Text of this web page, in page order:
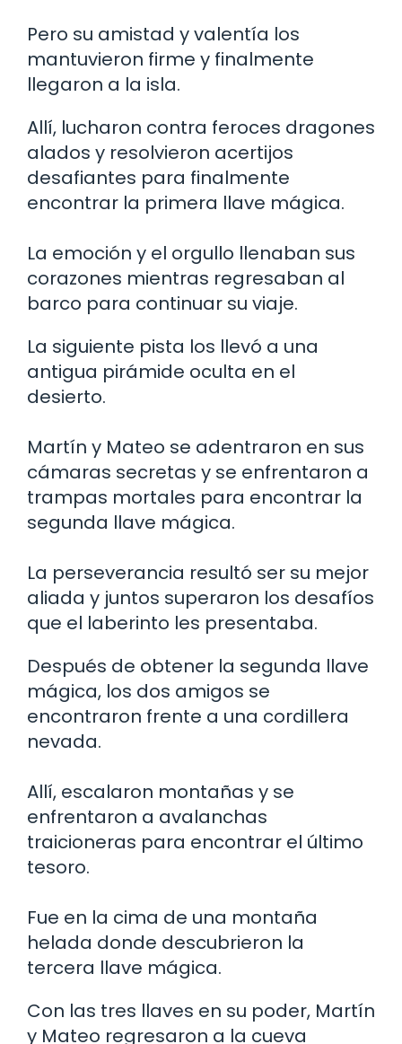
Pero su amistad y valentía los
mantuvieron firme y finalmente
llegaron a la isla.
Allí, lucharon contra feroces dragones
alados y resolvieron acertijos
desafiantes para finalmente
encontrar la primera llave mágica.
La emoción y el orgullo llenaban sus
corazones mientras regresaban al
barco para continuar su viaje.
La siguiente pista los llevó a una
antigua pirámide oculta en el
desierto.
Martín y Mateo se adentraron en sus
cámaras secretas y se enfrentaron a
trampas mortales para encontrar la
segunda llave mágica.
La perseverancia resultó ser su mejor
aliada y juntos superaron los desafíos
que el laberinto les presentaba.
Después de obtener la segunda llave
mágica, los dos amigos se
encontraron frente a una cordillera
nevada.
Allí, escalaron montañas y se
enfrentaron a avalanchas
traicioneras para encontrar el último
tesoro.
Fue en la cima de una montaña
helada donde descubrieron la
tercera llave mágica.
Con las tres llaves en su poder, Martín
y Mateo regresaron a la cueva